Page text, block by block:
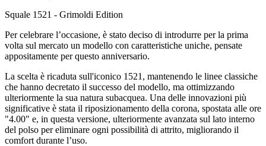
Squale 1521 - Grimoldi Edition
Per celebrare l’occasione, è stato deciso di introdurre per la prima
volta sul mercato un modello con caratteristiche uniche, pensate
appositamente per questo anniversario.
La scelta è ricaduta sull'iconico 1521, mantenendo le linee classiche
che hanno decretato il successo del modello, ma ottimizzando
ulteriormente la sua natura subacquea. Una delle innovazioni più
significative è stata il riposizionamento della corona, spostata alle ore
"4.00" e, in questa versione, ulteriormente avanzata sul lato interno
del polso per eliminare ogni possibilità di attrito, migliorando il
comfort durante l’uso.